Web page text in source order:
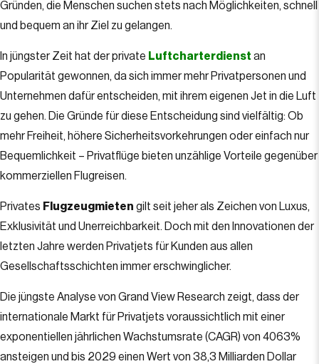
Gründen, die Menschen suchen stets nach Möglichkeiten, schnell
und bequem an ihr Ziel zu gelangen.
In jüngster Zeit hat der private Luftcharterdienst an
Popularität gewonnen, da sich immer mehr Privatpersonen und
Unternehmen dafür entscheiden, mit ihrem eigenen Jet in die Luft
zu gehen. Die Gründe für diese Entscheidung sind vielfältig: Ob
mehr Freiheit, höhere Sicherheitsvorkehrungen oder einfach nur
Bequemlichkeit – Privatflüge bieten unzählige Vorteile gegenüber
kommerziellen Flugreisen.
Privates Flugzeugmieten gilt seit jeher als Zeichen von Luxus,
Exklusivität und Unerreichbarkeit. Doch mit den Innovationen der
letzten Jahre werden Privatjets für Kunden aus allen
Gesellschaftsschichten immer erschwinglicher.
Die jüngste Analyse von Grand View Research zeigt, dass der
internationale Markt für Privatjets voraussichtlich mit einer
exponentiellen jährlichen Wachstumsrate (CAGR) von 4063%
ansteigen und bis 2029 einen Wert von 38,3 Milliarden Dollar